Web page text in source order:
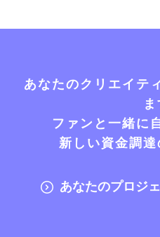
あなたのクリエイテ
ファンと一緒に
新しい資金調
あなたのプロジ